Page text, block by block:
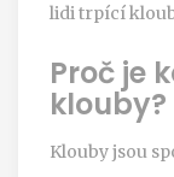
lidi trpící
Proč je
klouby?
Klouby jsou